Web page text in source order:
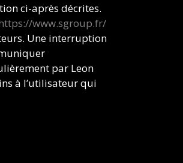
ci-après décrites.
www.sgroup.fr/
Une interruption
par Leon
à l’utilisateur qui